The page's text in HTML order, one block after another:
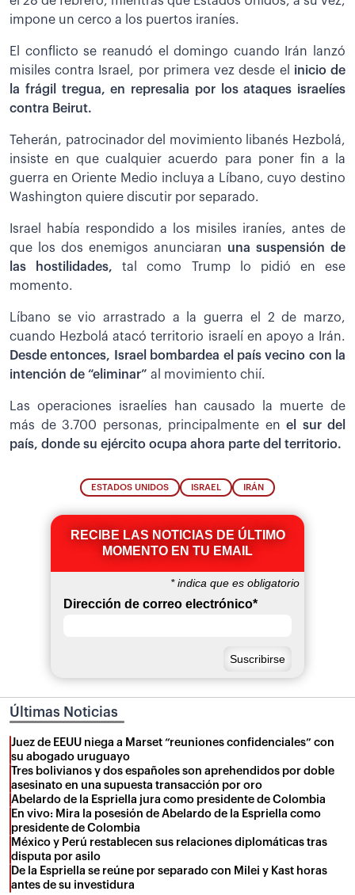
impone un cerco a los puertos iraníes.
El conflicto se reanudó el domingo cuando Irán lanzó
misiles contra Israel, por primera vez desde el inicio de
la frágil tregua, en represalia por los ataques israelíes
contra Beirut.
Teherán, patrocinador del movimiento libanés Hezbolá,
insiste en que cualquier acuerdo para poner fin a la
guerra en Oriente Medio incluya a Líbano, cuyo destino
Washington quiere discutir por separado.
Israel había respondido a los misiles iraníes, antes de
que los dos enemigos anunciaran una suspensión de
las hostilidades, tal como Trump lo pidió en ese
momento.
Líbano se vio arrastrado a la guerra el 2 de marzo,
cuando Hezbolá atacó territorio israelí en apoyo a Irán.
Desde entonces, Israel bombardea el país vecino con la
intención de “eliminar” al movimiento chií.
Las operaciones israelíes han causado la muerte de
más de 3.700 personas, principalmente en el sur del
país, donde su ejército ocupa ahora parte del territorio.
ESTADOS UNIDOS ISRAEL IRÁN
RECIBE LAS NOTICIAS DE ÚLTIMO
MOMENTO EN TU EMAIL
*indica que es obligatorio
Dirección de correo electrónico*
Últimas Noticias
Juez de EEUU niega a Marset “reuniones confidenciales” con
su abogado uruguayo
Tres bolivianos y dos españoles son aprehendidos por doble
asesinato en una supuesta transacción por oro
Abelardo de la Espriella jura como presidente de Colombia
En vivo: Mira la posesión de Abelardo de la Espriella como
presidente de Colombia
México y Perú restablecen sus relaciones diplomáticas tras
disputa por asilo
De la Espriella se reúne por separado con Milei y Kast horas
antes de su investidura